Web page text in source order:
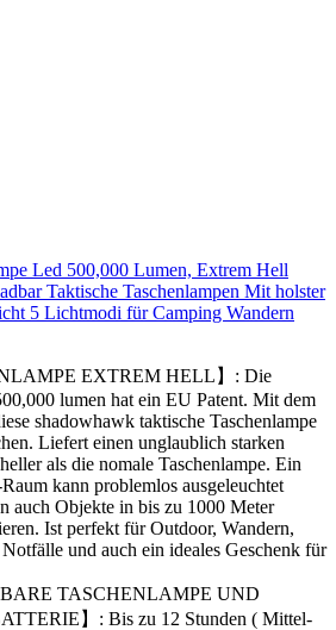
Led 500,000 Lumen, Extrem Hell
Taktische Taschenlampen Mit holster
5 Lichtmodi für Camping Wandern
EXTREM HELL】: Die
lumen hat ein EU Patent. Mit dem
shadowhawk taktische Taschenlampe
Liefert einen unglaublich starken
als die nomale Taschenlampe. Ein
kann problemlos ausgeleuchtet
auch Objekte in bis zu 1000 Meter
Ist perfekt für Outdoor, Wandern,
und auch ein ideales Geschenk für
TASCHENLAMPE UND
】: Bis zu 12 Stunden ( Mittel-